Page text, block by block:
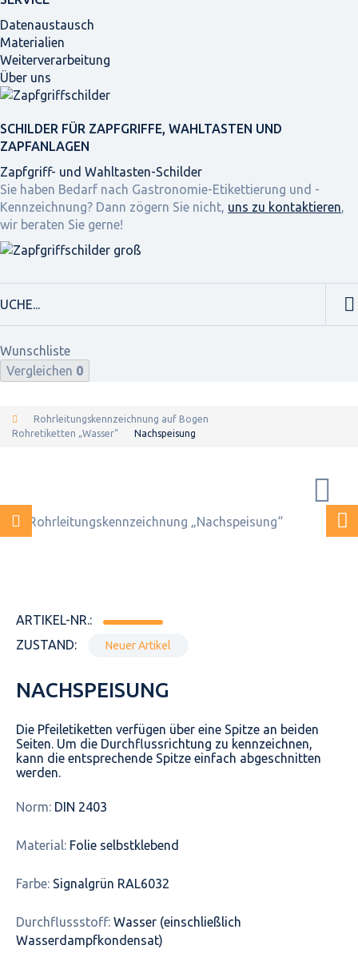
Datenaustausch
Materialien
Weiterverarbeitung
Über uns
SCHILDER FÜR ZAPFGRIFFE, WAHLTASTEN UND
ZAPFANLAGEN
Zapfgriff- und Wahltasten-Schilder
Sie haben Bedarf nach Gastronomie-Etikettierung und -
Kennzeichnung? Dann zögern Sie nicht, uns zu kontaktieren,
wir beraten Sie gerne!
Wunschliste
Vergleichen 0
Rohrleitungskennzeichnung auf Bogen
Rohretiketten „Wasser“
Nachspeisung
ARTIKEL-NR.:
ZUSTAND:
Neuer Artikel
NACHSPEISUNG
Die Pfeiletiketten verfügen über eine Spitze an beiden
Seiten. Um die Durchflussrichtung zu kennzeichnen,
kann die entsprechende Spitze einfach abgeschnitten
werden.
Norm: DIN 2403
Material: Folie selbstklebend
Farbe: Signalgrün RAL6032
Durchflussstoff: Wasser (einschließlich
Wasserdampfkondensat)